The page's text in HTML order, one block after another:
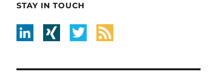
STAY IN TOUCH